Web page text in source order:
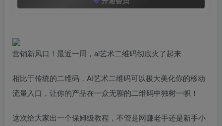
营销新风口！最近一周，ai艺术二维码彻底火了起来
相比于传统的二维码，AI艺术二维码可以极大美化你的移动
流量入口，让你的产品在一众无聊的二维码中独树一帜！
这次给大家出一个保姆级教程，不管是网赚老手还是新手小